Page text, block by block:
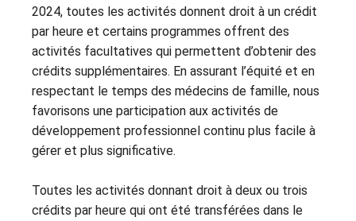
2024, toutes les activités donnent droit à un crédit
par heure et certains programmes offrent des
activités facultatives qui permettent d’obtenir des
crédits supplémentaires. En assurant l’équité et en
respectant le temps des médecins de famille, nous
favorisons une participation aux activités de
développement professionnel continu plus facile à
gérer et plus significative.
Toutes les activités donnant droit à deux ou trois
crédits par heure qui ont été transférées dans le